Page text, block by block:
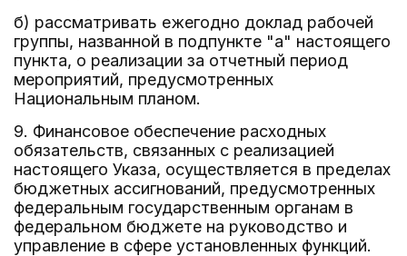
б) рассматривать ежегодно доклад рабочей
группы, названной в подпункте "а" настоящего
пункта, о реализации за отчетный период
мероприятий, предусмотренных
Национальным планом.
9. Финансовое обеспечение расходных
обязательств, связанных с реализацией
настоящего Указа, осуществляется в пределах
бюджетных ассигнований, предусмотренных
федеральным государственным органам в
федеральном бюджете на руководство и
управление в сфере установленных функций.